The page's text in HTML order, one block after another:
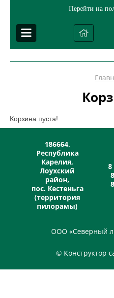
Перейти на
Корзина пуста!
186664,
Республика
Карелия,
Лоухский
район,
пос. Кестеньга
(территория
пилорамы)
8
ООО «Северный
© Конструктор